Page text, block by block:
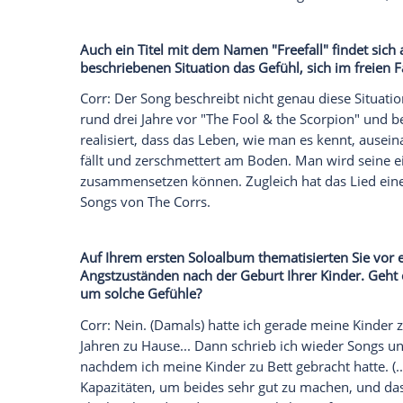
Aber?
Corr: Aber ich hatte damals einige
ich sehr ernste Veränderungen
leicht war, weil ich mich selbst unter die
Was ist meine Wahrheit und wird sie
Flugzeug, das aufgrund eines Sturms
tiefgreifend verletzt hatte. Mein Herz
schmerzhaftes Erlebnis. Es geht dabei
bestimmten Moment, sondern um
schmerzhaft wurde. Ich befand mich
durchgemacht.